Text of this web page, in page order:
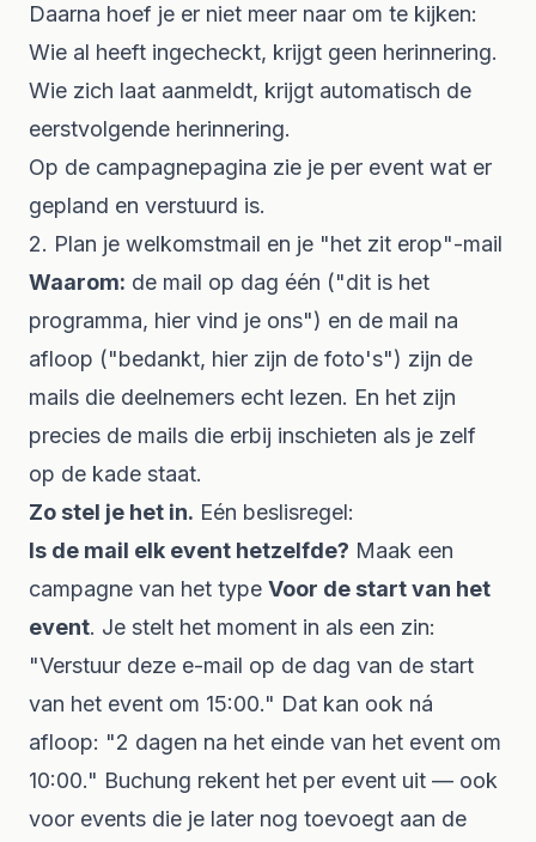
Daarna hoef je er niet meer naar om te kijken:
Wie al heeft ingecheckt, krijgt geen herinnering.
Wie zich laat aanmeldt, krijgt automatisch de
eerstvolgende herinnering.
Op de campagnepagina zie je per event wat er
gepland en verstuurd is.
2. Plan je welkomstmail en je "het zit erop"-mail
Waarom: de mail op dag één ("dit is het
programma, hier vind je ons") en de mail na
afloop ("bedankt, hier zijn de foto's") zijn de
mails die deelnemers echt lezen. En het zijn
precies de mails die erbij inschieten als je zelf
op de kade staat.
Zo stel je het in. Eén beslisregel:
Is de mail elk event hetzelfde? Maak een
campagne van het type Voor de start van het
event. Je stelt het moment in als een zin:
"Verstuur deze e-mail op de dag van de start
van het event om 15:00." Dat kan ook ná
afloop: "2 dagen na het einde van het event om
10:00." Buchung rekent het per event uit — ook
voor events die je later nog toevoegt aan de